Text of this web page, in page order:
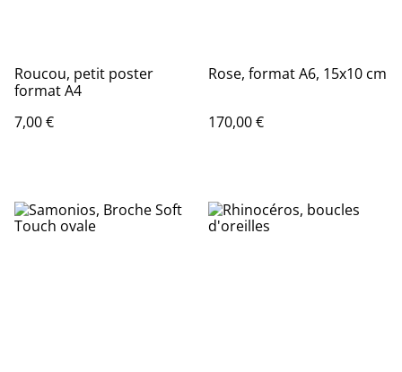
Roucou, petit poster
format A4
7,00 €
Rose, format A6, 15x10 cm
170,00 €